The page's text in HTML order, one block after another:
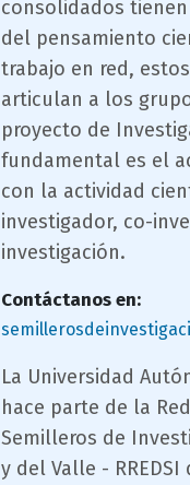
bloque
texto
consolidados
del pensamiento
trabajo en red,
articulan a los
proyecto de
fundamental es el
con la actividad
investigador, co-
investigación.
Contáctanos en:
campo
texto
bloque
texto
La Universidad
hace parte de la
Semilleros de
y del Valle -